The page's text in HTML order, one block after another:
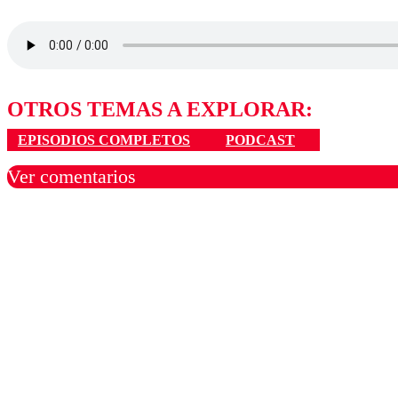
OTROS TEMAS A EXPLORAR:
EPISODIOS COMPLETOS PODCAST
Ver comentarios